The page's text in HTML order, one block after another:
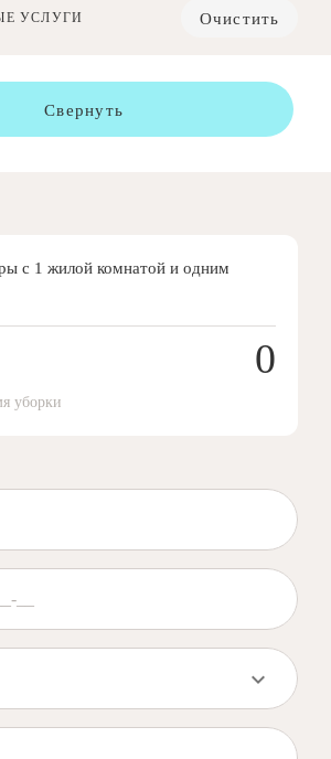
УСЛУГИ Очистить
Свернуть
с 1 жилой комнатой и одним
0
уборки